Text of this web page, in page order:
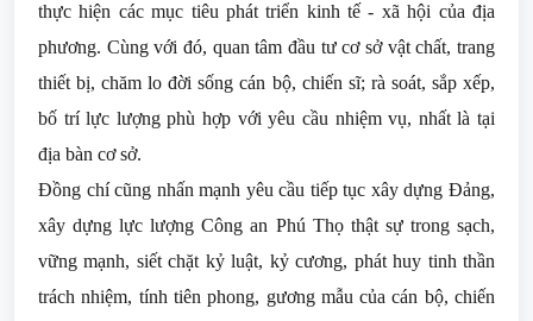
thực hiện các mục tiêu phát triển kinh tế - xã hội của địa
phương. Cùng với đó, quan tâm đầu tư cơ sở vật chất, trang
thiết bị, chăm lo đời sống cán bộ, chiến sĩ; rà soát, sắp xếp,
bố trí lực lượng phù hợp với yêu cầu nhiệm vụ, nhất là tại
địa bàn cơ sở.
Đồng chí cũng nhấn mạnh yêu cầu tiếp tục xây dựng Đảng,
xây dựng lực lượng Công an Phú Thọ thật sự trong sạch,
vững mạnh, siết chặt kỷ luật, kỷ cương, phát huy tinh thần
trách nhiệm, tính tiên phong, gương mẫu của cán bộ, chiến